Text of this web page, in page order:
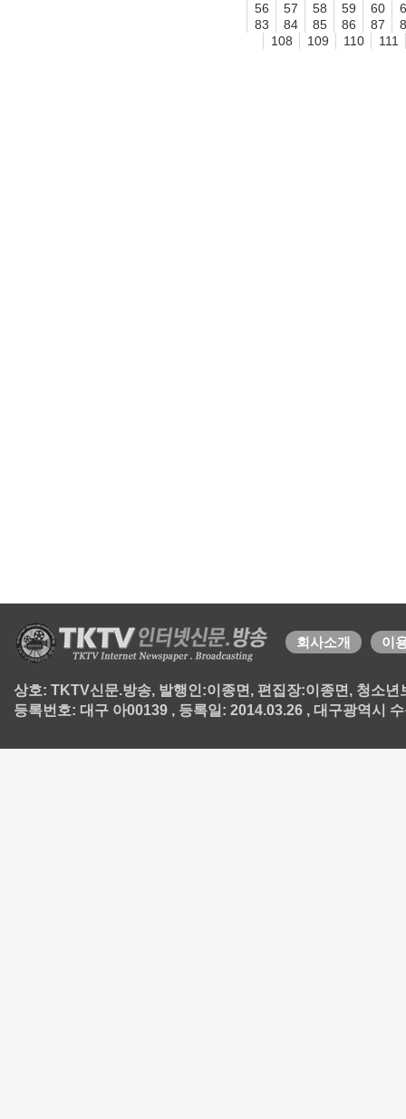
56
57 58 59 60
83
84 85 86 87
108
109 110 111
회사소개 이
상호: TKTV신문.방송, 발행인:이종면, 편집장:이종면, 청소
등록번호: 대구 아00139 , 등록일: 2014.03.26 , 대구광역시